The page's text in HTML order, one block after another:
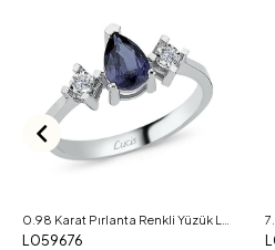
L059676